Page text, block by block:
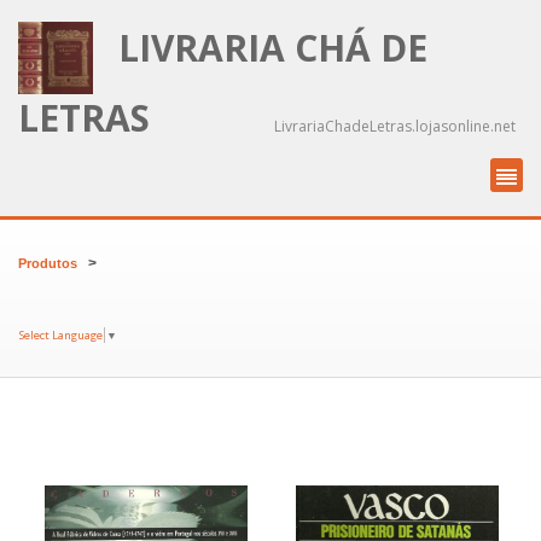
LIVRARIA CHÁ DE
LETRAS
LivrariaChadeLetras.lojasonline.net
Produtos >
Select Language ▼